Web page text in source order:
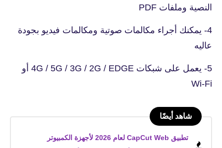
النصية وملفات PDF
4- يمكنك أجراء مكالمات صوتية ومكالمات فيديو بجودة
عاليه
5- يعمل على شبكات 4G / 5G / 3G / 2G / EDGE أو
Wi-Fi
شاهد أيضًا
تطبيق CapCut Web لعام 2026 لأجهزة الكمبيوتر